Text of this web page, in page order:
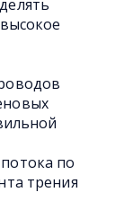
по
трения